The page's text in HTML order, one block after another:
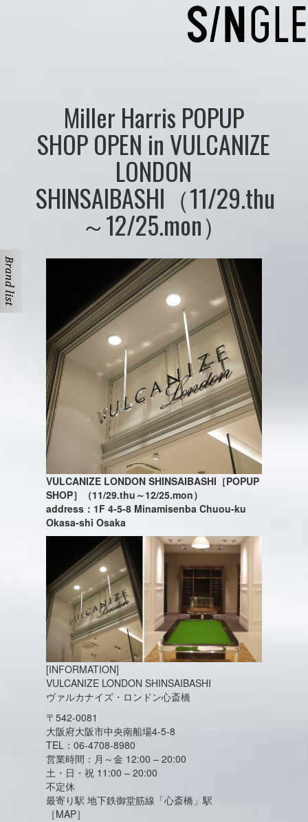
Brand list
Miller Harris POPUP
SHOP OPEN in VULCANIZE
LONDON
SHINSAIBASHI（11/29.thu
～12/25.mon）
VULCANIZE LONDON SHINSAIBASHI［POPUP
SHOP］（11/29.thu～12/25.mon）
address：1F 4-5-8 Minamisenba Chuou-ku
Okasa-shi Osaka
[INFORMATION]
VULCANIZE LONDON SHINSAIBASHI
ヴァルカナイズ・ロンドン心斎橋
〒542-0081
大阪府大阪市中央南船場4-5-8
TEL：06-4708-8980
営業時間：月～金 12:00 – 20:00
土・日・祝 11:00 – 20:00
不定休
最寄り駅 地下鉄御堂筋線「心斎橋」駅
［MAP］